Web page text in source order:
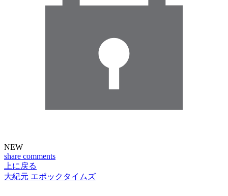
NEW
share comments
上に戻る
大紀元 エポックタイムズ